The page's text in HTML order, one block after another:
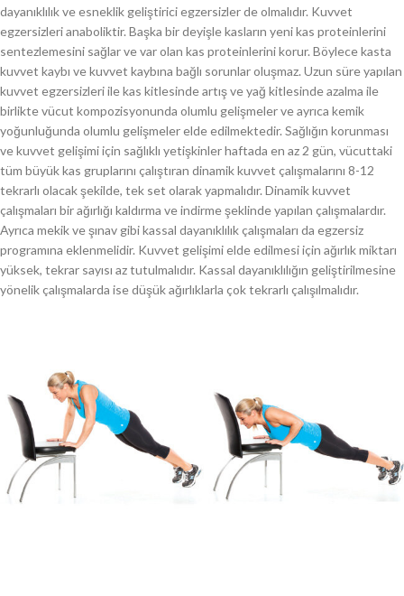
dayanıklılık ve esneklik geliştirici egzersizler de olmalıdır. Kuvvet
egzersizleri anaboliktir. Başka bir deyişle kasların yeni kas proteinlerini
sentezlemesini sağlar ve var olan kas proteinlerini korur. Böylece kasta
kuvvet kaybı ve kuvvet kaybına bağlı sorunlar oluşmaz. Uzun süre yapılan
kuvvet egzersizleri ile kas kitlesinde artış ve yağ kitlesinde azalma ile
birlikte vücut kompozisyonunda olumlu gelişmeler ve ayrıca kemik
yoğunluğunda olumlu gelişmeler elde edilmektedir. Sağlığın korunması
ve kuvvet gelişimi için sağlıklı yetişkinler haftada en az 2 gün, vücuttaki
tüm büyük kas gruplarını çalıştıran dinamik kuvvet çalışmalarını 8-12
tekrarlı olacak şekilde, tek set olarak yapmalıdır. Dinamik kuvvet
çalışmaları bir ağırlığı kaldırma ve indirme şeklinde yapılan çalışmalardır.
Ayrıca mekik ve şınav gibi kassal dayanıklılık çalışmaları da egzersiz
programına eklenmelidir. Kuvvet gelişimi elde edilmesi için ağırlık miktarı
yüksek, tekrar sayısı az tutulmalıdır. Kassal dayanıklılığın geliştirilmesine
yönelik çalışmalarda ise düşük ağırlıklarla çok tekrarlı çalışılmalıdır.